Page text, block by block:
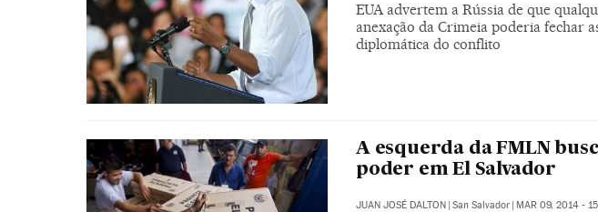
EUA advertem a Rússia de que
anexação da Crimeia poderia fechar
diplomática do conflito
A esquerda da FMLN
poder em El Salvador
JUAN JOSÉ DALTON | San Salvador | MAR 09, 2014 -